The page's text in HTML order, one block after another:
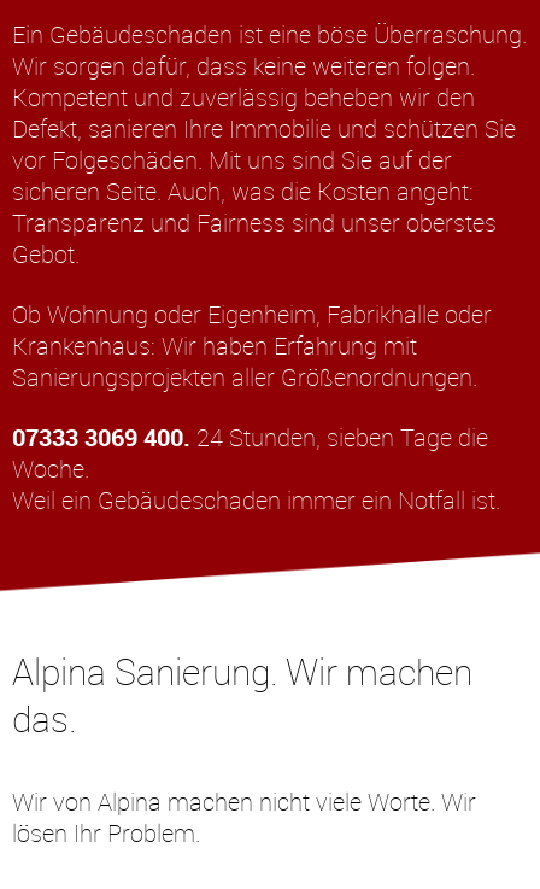
Ein Gebäudeschaden ist eine böse Überraschung.
Wir sorgen dafür, dass keine weiteren folgen.
Kompetent und zuverlässig beheben wir den
Defekt, sanieren Ihre Immobilie und schützen Sie
vor Folgeschäden. Mit uns sind Sie auf der
sicheren Seite. Auch, was die Kosten angeht:
Transparenz und Fairness sind unser oberstes
Gebot.
Ob Wohnung oder Eigenheim, Fabrikhalle oder
Krankenhaus: Wir haben Erfahrung mit
Sanierungsprojekten aller Größenordnungen.
07333 3069 400. 24 Stunden, sieben Tage die
Woche.
Weil ein Gebäudeschaden immer ein Notfall ist.
Alpina Sanierung. Wir machen
das.
Wir von Alpina machen nicht viele Worte. Wir
lösen Ihr Problem.